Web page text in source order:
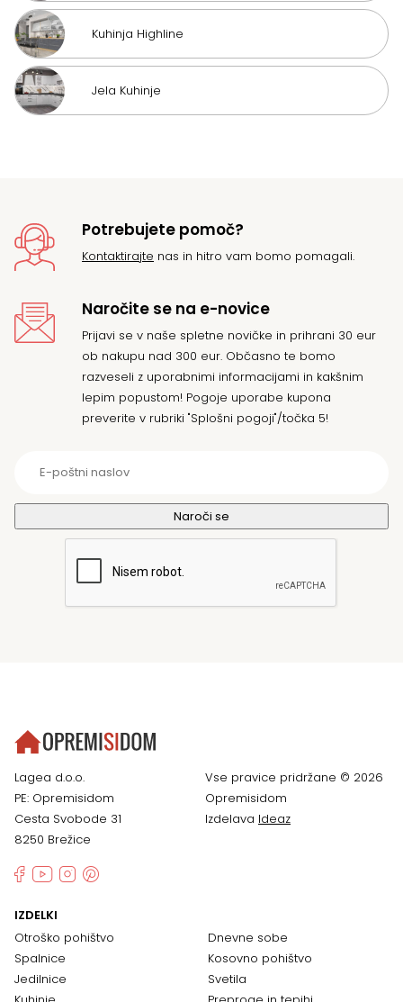
Kuhinja Highline
Jela Kuhinje
Potrebujete pomoč?
Kontaktirajte nas in hitro vam bomo pomagali.
Naročite se na e-novice
Prijavi se v naše spletne novičke in prihrani 30 eur
ob nakupu nad 300 eur. Občasno te bomo
razveseli z uporabnimi informacijami in kakšnim
lepim popustom! Pogoje uporabe kupona
preverite v rubriki "Splošni pogoji"/točka 5!
Lagea d.o.o.
PE: Opremisidom
Cesta Svobode 31
8250 Brežice
Vse pravice pridržane © 2026
Opremisidom
Izdelava Ideaz
IZDELKI
Otroško pohištvo
Spalnice
Jedilnice
Dnevne sobe
Kosovno pohištvo
Svetila